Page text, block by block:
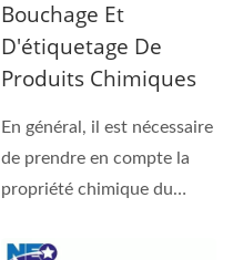
Bouchage Et
D'étiquetage De
Produits Chimiques
En général, il est nécessaire
de prendre en compte la
propriété chimique du